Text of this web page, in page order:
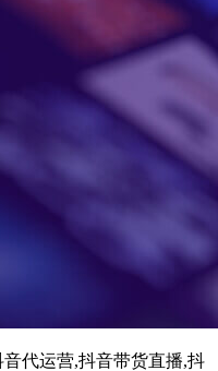
代运营,抖音带货直播,抖